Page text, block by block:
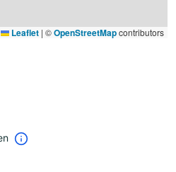
Leaflet | ©OpenStreetMapcontributors